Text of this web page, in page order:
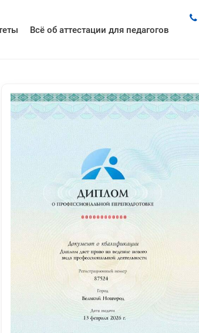
Всё об аттестации для педагогов